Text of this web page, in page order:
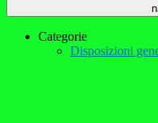
Categorie
Disposizioni